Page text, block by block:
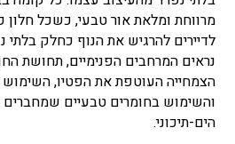
מרווחת ומלאת אור טבעי, כשכל
לדיירים להרגיש את הנוף כחלק
נראים המרחבים הפנימיים, תחושת
הצמחייה העוטפת את הפטיו, השימוש
והשימוש בחומרים טבעיים שמחברים
הים-תיכוני.